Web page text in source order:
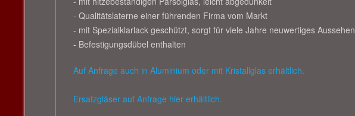
- Qualitätslaterne einer führenden Firma vom Markt
- mit Spezialklarlack geschützt, sorgt für viele Jahre neuwertiges Aussehen
- Befestigungsdübel enthalten
Auf Anfrage auch in Aluminium oder mit Kristallglas erhältlich.
Ersatzgläser auf Anfrage hier erhältlich.